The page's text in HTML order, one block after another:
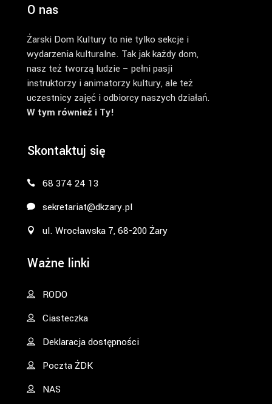
O nas
Żarski Dom Kultury to nie tylko sekcje i
wydarzenia kulturalne. Tak jak każdy dom,
nasz też tworzą ludzie – pełni pasji
instruktorzy i animatorzy kultury, ale też
uczestnicy zajęć i odbiorcy naszych działań.
W tym również i Ty!
Skontaktuj się
68 374 24 13
sekretariat@dkzary.pl
ul. Wrocławska 7, 68-200 Żary
Ważne linki
RODO
Ciasteczka
Deklaracja dostępności
Poczta ŻDK
NAS